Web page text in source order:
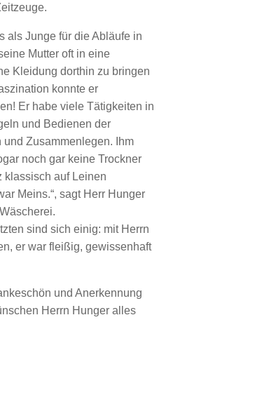
als Junge für die Abläufe in
Mutter oft in eine
Kleidung dorthin zu bringen
konnte er
Er habe viele Tätigkeiten in
und Bedienen der
Zusammenlegen. Ihm
noch gar keine Trockner
klassisch auf Leinen
Meins.“, sagt Herr Hunger
sind sich einig: mit Herrn
er war fleißig, gewissenhaft
und Anerkennung
Herrn Hunger alles